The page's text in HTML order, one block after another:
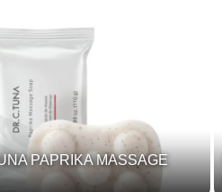
PAPRIKA MASSAGE